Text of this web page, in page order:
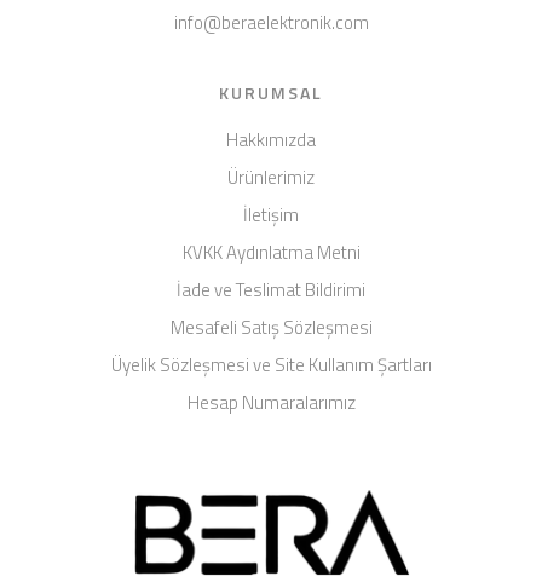
info@beraelektronik.com
KURUMSAL
Hakkımızda
Ürünlerimiz
İletişim
KVKK Aydınlatma Metni
İade ve Teslimat Bildirimi
Mesafeli Satış Sözleşmesi
Üyelik Sözleşmesi ve Site Kullanım Şartları
Hesap Numaralarımız